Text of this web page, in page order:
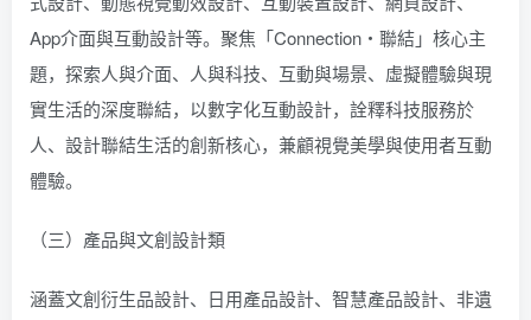
App介面與互動設計等。聚焦「Connection・聯結」核心主
題，探索人與介面、人與科技、互動與場景、虛擬體驗與現
實生活的深度聯結，以數字化互動設計，詮釋科技服務於
人、設計聯結生活的創新核心，兼顧視覺美學與使用者互動
體驗。
（三）產品與文創設計類
涵蓋文創衍生品設計、日用產品設計、智慧產品設計、非遺